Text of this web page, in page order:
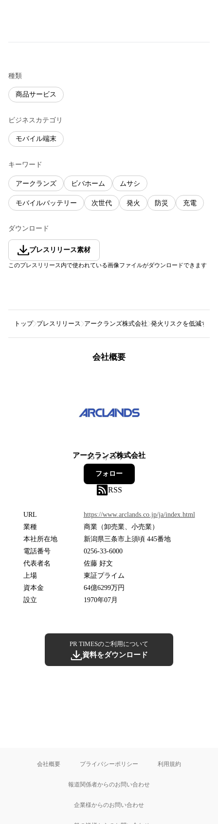
種類
商品サービス
ビジネスカテゴリ
モバイル端末
キーワード
アークランズ ビバホーム ムサシ
モバイルバッテリー 次世代 発火 防災 充電
ダウンロード
プレスリリース素材
このプレスリリース内で使われている画像ファイルがダウンロードできます
トップ プレスリリース アークランズ株式会社 発火リスクを低減する
会社概要
アークランズ株式会社
35フォロワー
フォロー
RSS
URL
https://www.arclands.co.jp/ja/index.html
業種
商業（卸売業、小売業）
本社所在地
新潟県三条市上須頃 445番地
電話番号
0256-33-6000
代表者名
佐藤 好文
上場
東証プライム
資本金
64億6299万円
設立
1970年07月
PR TIMESのご利用について
資料をダウンロード
会社概要 プライバシーポリシー 利用規約
報道関係者からのお問い合わせ
企業様からのお問い合わせ